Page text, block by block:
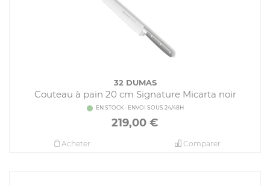
32 DUMAS
Couteau à pain 20 cm Signature Micarta noir
EN STOCK - ENVOI SOUS 24/48H
219,00 €
Comparer
Acheter